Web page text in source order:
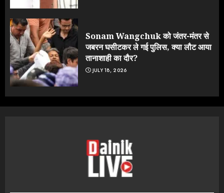
Sonam Wangchuk को जंतर-मंतर से
जबरन घसीटकर ले गई पुलिस, क्या लौट आया
तानाशाही का दौर?
JULY 18, 2026